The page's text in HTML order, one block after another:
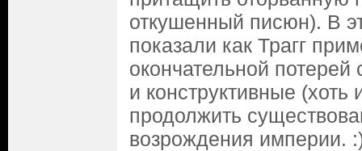
откушенный писюн). В
показали как Трагг
окончательной потерей
и конструктивные
продолжить
возрождения империи.